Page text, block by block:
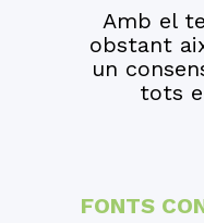
Amb el
obstant
un
tots
FONTS